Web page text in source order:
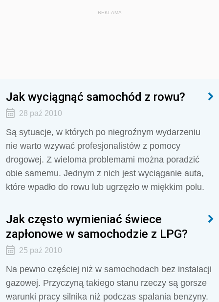
REKLAMA
Jak wyciągnąć samochód z rowu?
28 paź 2010
Są sytuacje, w których po niegroźnym wydarzeniu
nie warto wzywać profesjonalistów z pomocy
drogowej. Z wieloma problemami można poradzić
obie samemu. Jednym z nich jest wyciąganie auta,
które wpadło do rowu lub ugrzęzło w miękkim polu.
Jak często wymieniać świece
zapłonowe w samochodzie z LPG?
25 paź 2010
Na pewno częściej niż w samochodach bez instalacji
gazowej. Przyczyną takiego stanu rzeczy są gorsze
warunki pracy silnika niż podczas spalania benzyny.